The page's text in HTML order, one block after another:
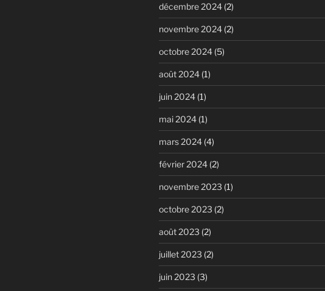
décembre 2024(2)
novembre 2024(2)
octobre 2024(5)
août 2024(1)
juin 2024(1)
mai 2024(1)
mars 2024(4)
février 2024(2)
novembre 2023 (1)
octobre 2023 (2)
août 2023 (2)
juillet 2023 (2)
juin 2023 (3)